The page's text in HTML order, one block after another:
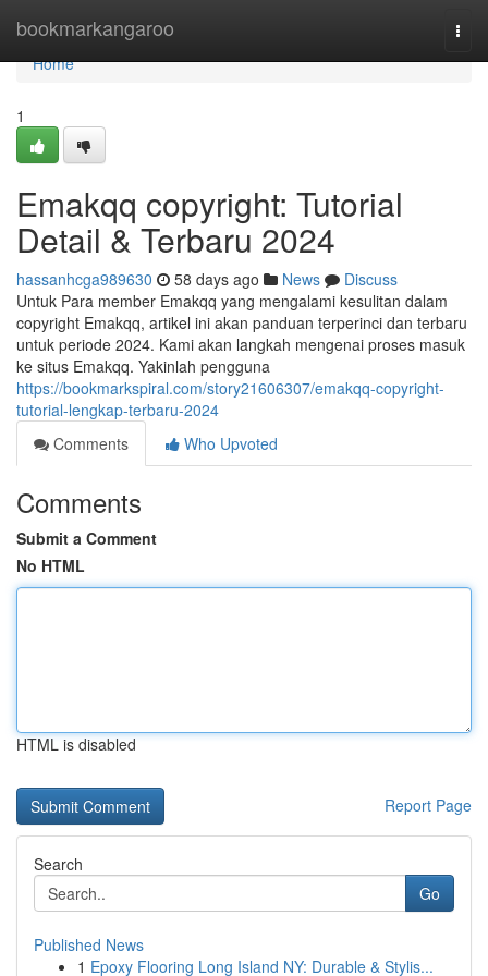
bookmarkangaroo
Home
Home
1
Emakqq copyright: Tutorial
Detail & Terbaru 2024
hassanhcga989630 58 days ago News
Discuss
Untuk Para member Emakqq yang mengalami kesulitan dalam
copyright Emakqq, artikel ini akan panduan terperinci dan terbaru
untuk periode 2024. Kami akan langkah mengenai proses masuk
ke situs Emakqq. Yakinlah pengguna
https://bookmarkspiral.com/story21606307/emakqq-copyright-
tutorial-lengkap-terbaru-2024
Comments
Who Upvoted
Comments
Submit a Comment
No HTML
HTML is disabled
Report Page
Search
Go
Published News
1 Epoxy Flooring Long Island NY: Durable & Stylis...